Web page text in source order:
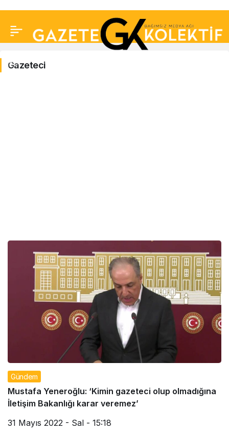
Gazeteci
Gazeteci
Gündem
Mustafa Yeneroğlu: ‘Kimin gazeteci olup olmadığına
İletişim Bakanlığı karar veremez’
31 Mayıs 2022 - Sal - 15:18